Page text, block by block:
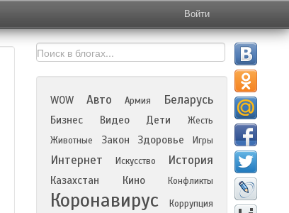
Войти
WOW Авто Армия Беларусь
Бизнес Видео Дети
Жесть
Животные
Закон Здоровье Игры
Интернет Искусство История
Казахстан Кино Конфликты
Коронавирус Коррупция